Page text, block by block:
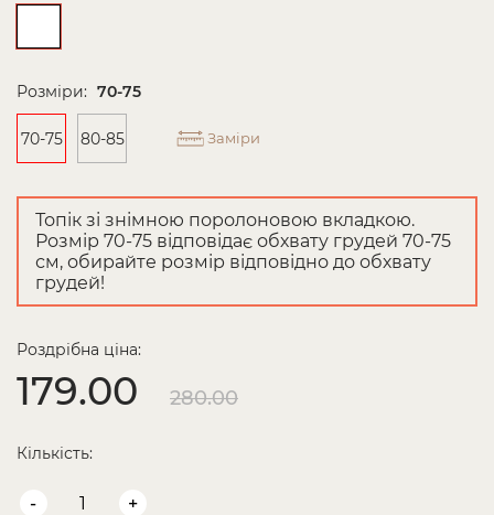
Розміри: 70-75
70-75 80-85 Заміри
Топік зі знімною поролоновою вкладкою.
Розмір 70-75 відповідає обхвату грудей 70-75
см, обирайте розмір відповідно до обхвату
грудей!
Роздрібна ціна:
179.00 280.00
Кількість:
- +